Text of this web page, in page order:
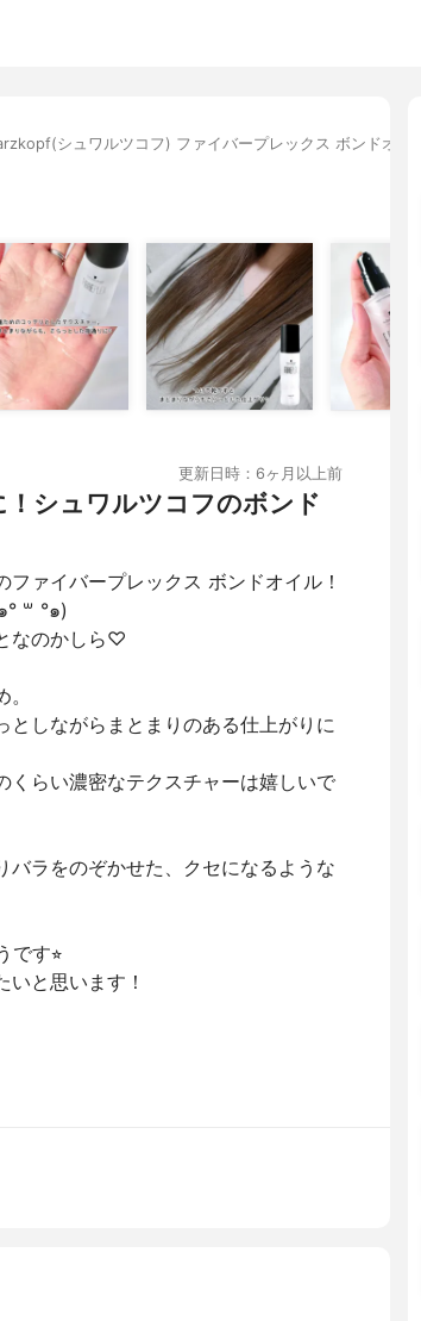
シュワルツコフ) ファイバープレックス ボンドオイル
更新日時：6ヶ月以上前
シュワルツコフのボンド
ァイバープレックス ボンドオイル！
꒳ °๑)
なのかしら♡
としながらまとまりのある仕上がりに
くらい濃密なテクスチャーは嬉しいで
ラをのぞかせた、クセになるような
す⭐︎
と思います！